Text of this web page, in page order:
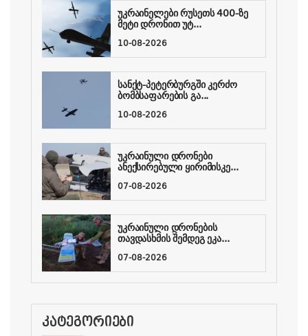
უკრაინელები რუსეთს 400-ზე
მეტი დრონით უტ...
10-08-2026
სანქტ-პეტერბურგში კერძო
ბომბსაფარების გა...
10-08-2026
უკრაინული დრონები
ანექსირებული ყირიმისკე...
07-08-2026
უკრაინული დრონების
თავდასხმის შემდეგ ეკა...
07-08-2026
ᲙᲐᲢᲔᲒᲝᲠᲘᲔᲑᲘ